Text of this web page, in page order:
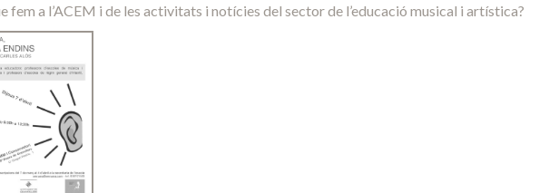
fem a l’ACEM i de les activitats i notícies del sector de l’educació musical i artística?